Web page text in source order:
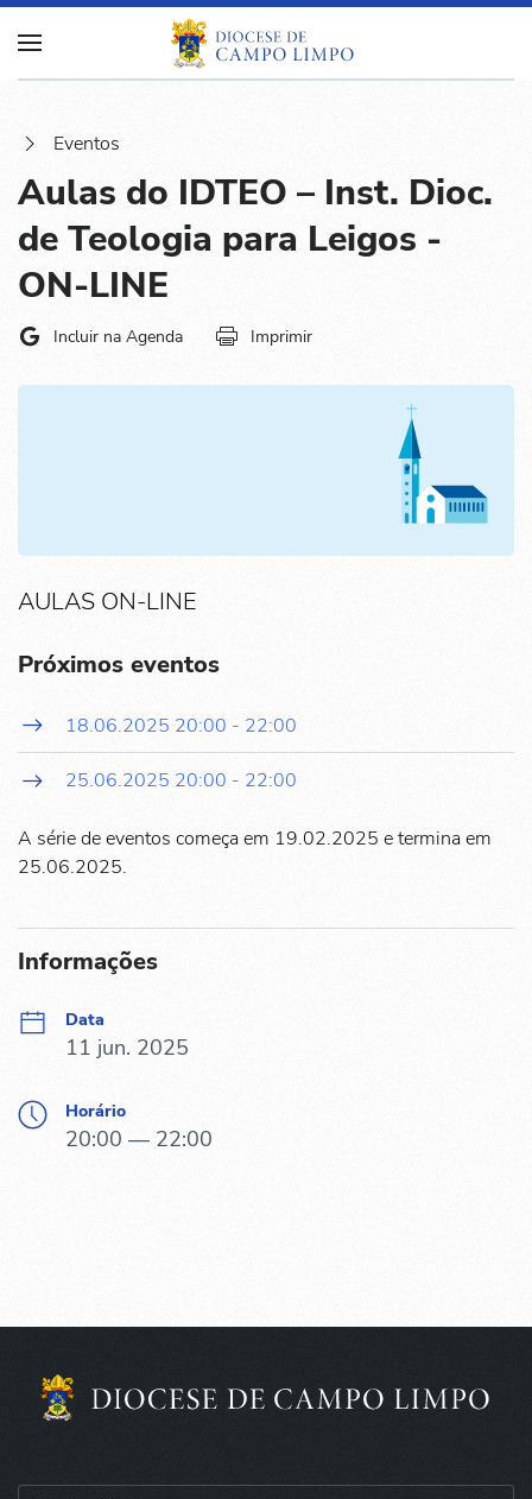
Eventos
Aulas do IDTEO – Inst. Dioc.
de Teologia para Leigos -
ON-LINE
Incluir na Agenda Imprimir
AULAS ON-LINE
Próximos eventos
18.06.2025 20:00 - 22:00
25.06.2025 20:00 - 22:00
A série de eventos começa em 19.02.2025 e termina em
25.06.2025.
Informações
Data
11 jun. 2025
Horário
20:00 — 22:00